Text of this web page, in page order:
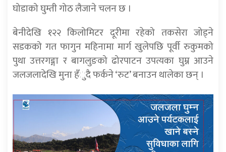
घोडाको घुम्ती गोठ लैजाने चलन छ ।
बेनीदेखि १२२ किलोमिटर दूरीमा रहेको तकसेरा जोड्ने
सडकको गत फागुन महिनामा मार्ग खुलेपछि पूर्वी रुकुमको
पुथा उत्तरगङ्गा र बागलुङको ढोरपाटन उपत्यका घुम्न आउने
जलजलादेखि मुना हँुदै फर्कने ‘रुट’ बनाउन थालेका छन् ।